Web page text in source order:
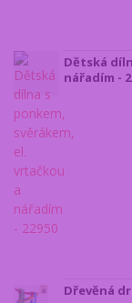
Dětská
nářadím -
Dřevěná